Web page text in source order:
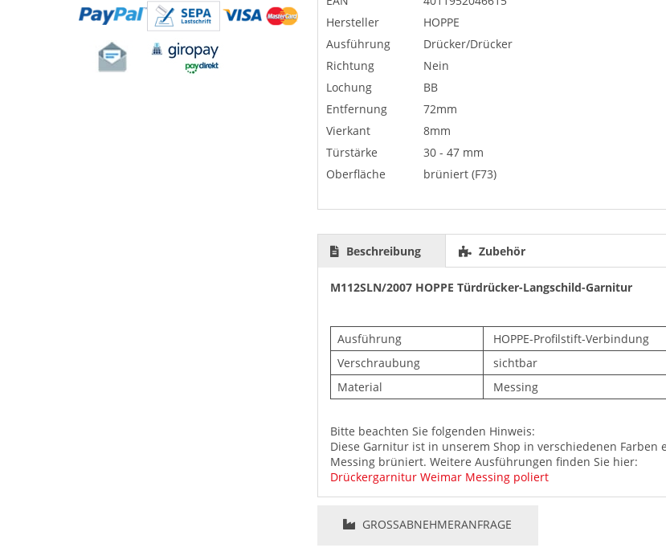
Hersteller
HOPPE
Ausführung
Drücker/Drücker
Richtung
Nein
Lochung
BB
Entfernung
72mm
Vierkant
8mm
Türstärke
30 - 47 mm
Oberfläche
brüniert (F73)
Beschreibung Zubehör
M112SLN/2007 HOPPE Türdrücker-Langschild-Garnitur
Ausführung
HOPPE-Profilstift-Verbindung
Verschraubung
sichtbar
Material
Messing
Bitte beachten Sie folgenden Hinweis:
Diese Garnitur ist in unserem Shop in verschiedenen
Messing brüniert. Weitere Ausführungen finden Sie hier:
Drückergarnitur Weimar Messing poliert
GROSSABNEHMERANFRAGE